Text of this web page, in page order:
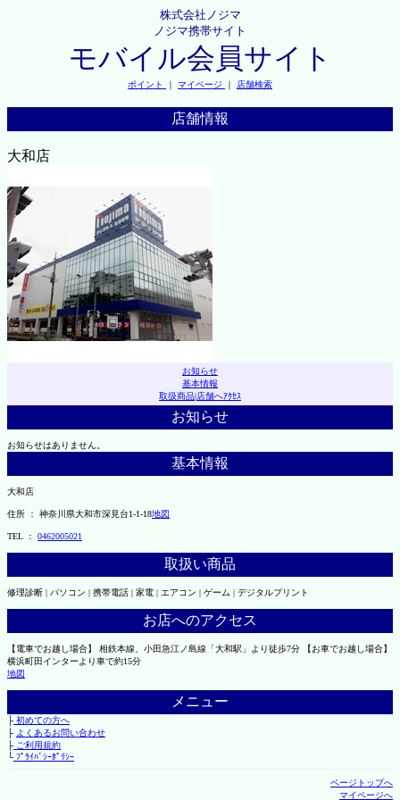
株式会社ノジマ
ノジマ携帯サイト
モバイル会員サイト
ポイント ｜ マイページ ｜ 店舗検索
店舗情報
大和店
お知らせ
基本情報
取扱商品|店舗へｱｸｾｽ
お知らせ
お知らせはありません。
基本情報
大和店
住所 ： 神奈川県大和市深見台1-1-18地図
TEL ： 0462005021
取扱い商品
修理診断 | パソコン | 携帯電話 | 家電 | エアコン | ゲーム | デジタルプリント
お店へのアクセス
【電車でお越し場合】 相鉄本線、小田急江ノ島線「大和駅」より徒歩7分 【お車でお越し場合】
横浜町田インターより車で約15分
地図
メニュー
├初めての方へ
├ よくあるお問い合わせ
├ご利用規約
└ﾌﾟﾗｲﾊﾞｼｰﾎﾟﾘｼｰ
ページトップへ
マイページへ